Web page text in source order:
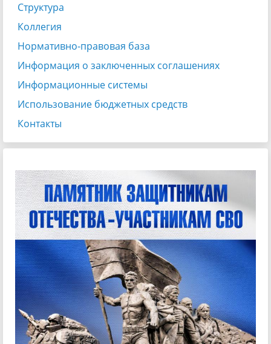
Структура
Коллегия
Нормативно-правовая база
Информация о заключенных соглашениях
Информационные системы
Использование бюджетных средств
Контакты